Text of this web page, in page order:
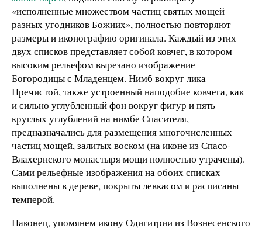
«исполненные множеством частиц святых мощей
разных угодников Божиих», полностью повторяют
размеры и иконографию оригинала. Каждый из этих
двух списков представляет собой ковчег, в котором
высоким рельефом вырезано изображение
Богородицы с Младенцем. Нимб вокруг лика
Пречистой, также устроенный наподобие ковчега, как
и сильно углубленный фон вокруг фигур и пять
круглых углублений на нимбе Спасителя,
предназначались для размещения многочисленных
частиц мощей, залитых воском (на иконе из Спасо-
Влахернского монастыря мощи полностью утрачены).
Сами рельефные изображения на обоих списках —
выполнены в дереве, покрыты левкасом и расписаны
темперой.
Наконец, упомянем икону Одигитрии из Вознесенского